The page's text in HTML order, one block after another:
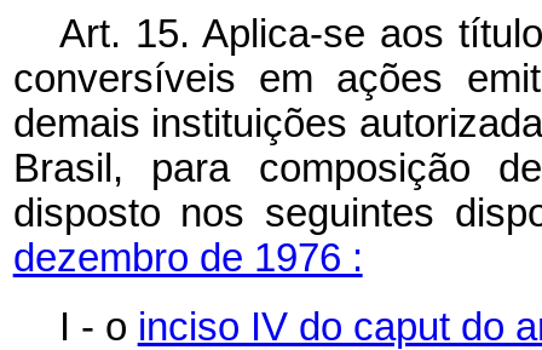
Art. 15. Aplica-se aos
conversíveis em ações
demais instituições
Brasil, para composição
disposto nos seguintes
dezembro de 1976 :
I - o inciso IV do caput do